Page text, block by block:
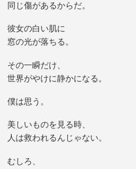
同じ傷があるからだ。
彼女の白い肌に
窓の光が落ちる。
その一瞬だけ、
世界がやけに静かになる。
僕は思う。
美しいものを見る時、
人は救われるんじゃない。
むしろ、